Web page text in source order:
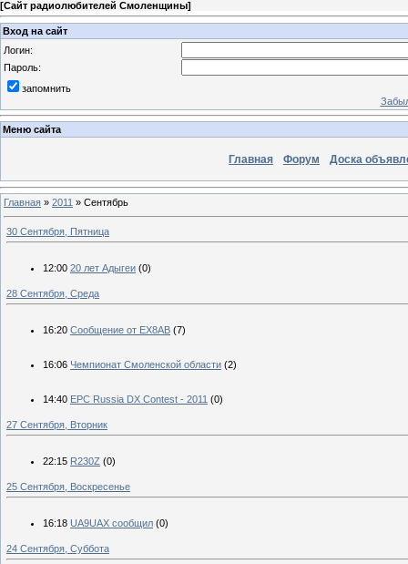
[Сайт радиолюбителей Смоленщины]
Вход на сайт
Логин:
Пароль:
запомнить
Меню сайта
Главная Форум Доска
Главная » 2011 » Сентябрь
30 Сентября, Пятница
12:00 20 лет Адыгеи (0)
28 Сентября, Среда
16:20 Сообщение от EX8AB (7)
16:06 Чемпионат Смоленской области (2)
14:40 EPC Russia DX Contest - 2011 (0)
27 Сентября, Вторник
22:15 R230Z (0)
25 Сентября, Воскресенье
16:18 UA9UAX сообщил (0)
24 Сентября, Суббота